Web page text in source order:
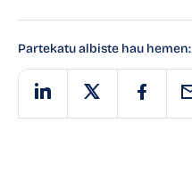
Partekatu albiste hau hemen: